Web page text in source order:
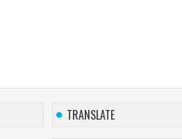
TRANSLATE